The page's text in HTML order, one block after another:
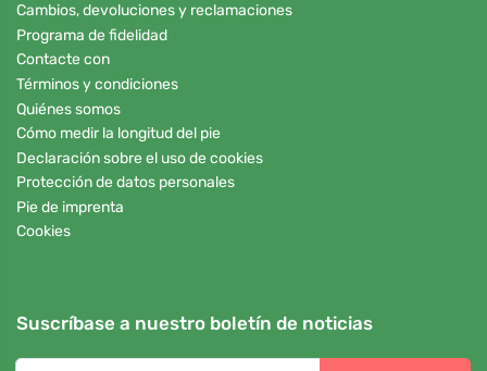
Cambios, devoluciones y reclamaciones
Programa de fidelidad
Contacte con
Términos y condiciones
Quiénes somos
Cómo medir la longitud del pie
Declaración sobre el uso de cookies
Protección de datos personales
Pie de imprenta
Cookies
Suscríbase a nuestro boletín de noticias